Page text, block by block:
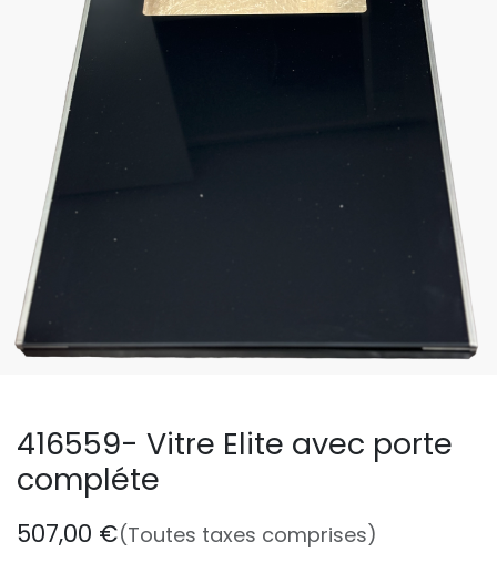
416559- Vitre Elite avec porte
compléte
507,00 €(Toutes taxes comprises)